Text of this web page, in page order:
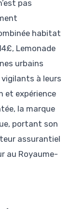
pas
habitat
Lemonade
urbains
à leurs
et expérience
la marque
portant son
assurantiel
au Royaume-